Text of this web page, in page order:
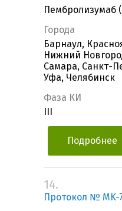
Пембролизумаб
Города
Барнаул,
Нижний
Самара, Санкт-
Уфа, Челябинск
Фаза КИ
Подробнее
14.
Протокол № MK-